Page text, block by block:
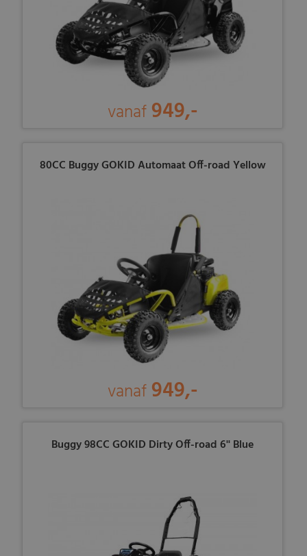
vanaf 949,-
80CC Buggy GOKID Automaat Off-road Yellow
vanaf 949,-
Buggy 98CC GOKID Dirty Off-road 6'' Blue